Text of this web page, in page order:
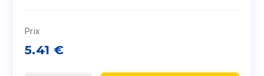
Prix
5.41 €